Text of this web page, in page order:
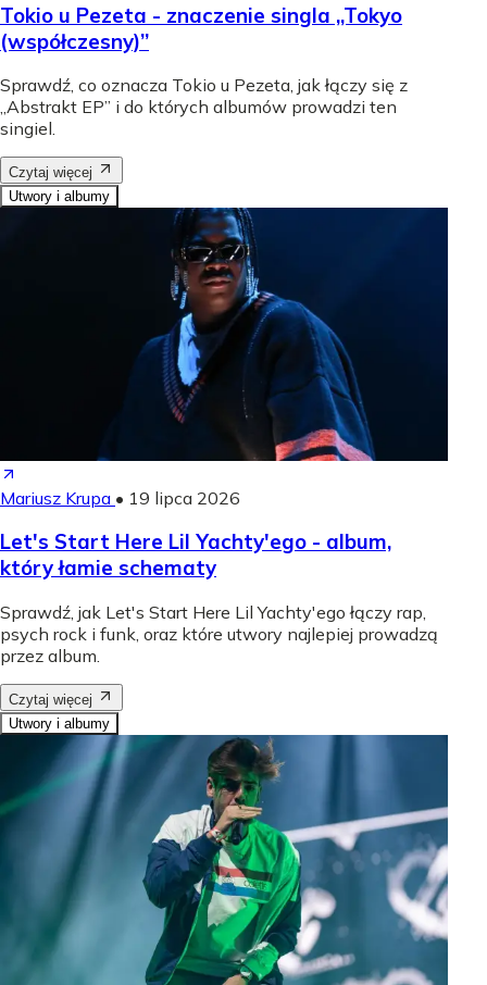
Tokio u Pezeta - znaczenie singla „Tokyo
(współczesny)”
Sprawdź, co oznacza Tokio u Pezeta, jak łączy się z
„Abstrakt EP” i do których albumów prowadzi ten
singiel.
Czytaj więcej
Utwory i albumy
Mariusz Krupa • 19 lipca 2026
Let's Start Here Lil Yachty'ego - album,
który łamie schematy
Sprawdź, jak Let's Start Here Lil Yachty'ego łączy rap,
psych rock i funk, oraz które utwory najlepiej prowadzą
przez album.
Czytaj więcej
Utwory i albumy